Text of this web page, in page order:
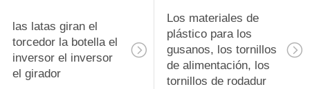
las latas giran el
torcedor la botella el
inversor el inversor
el girador
Los materiales de
plástico para los
gusanos, los tornillos
de alimentación, los
tornillos de rodadur